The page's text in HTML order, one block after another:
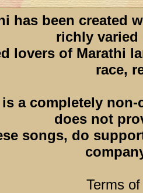
has been created
richly varied
lovers of Marathi
race,
a completely
does not
songs, do
Terms